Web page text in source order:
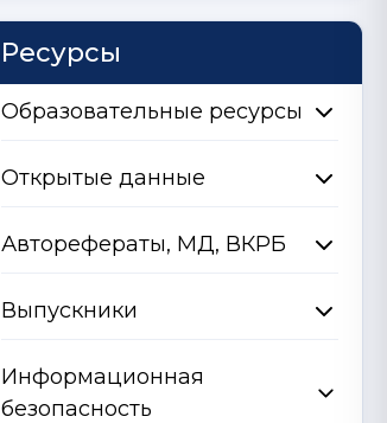
Ресурсы
Образовательные ресурсы
Открытые данные
Авторефераты, МД, ВКРБ
Выпускники
Информационная
безопасность